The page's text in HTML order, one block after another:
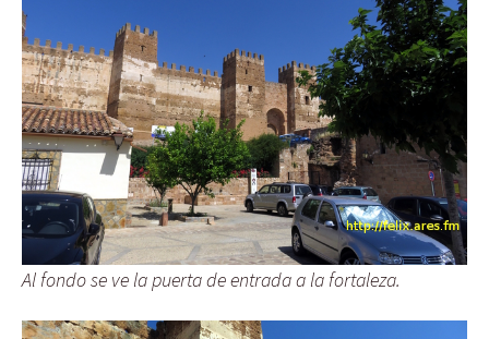
Al fondo se ve la puerta de entrada a la fortaleza.